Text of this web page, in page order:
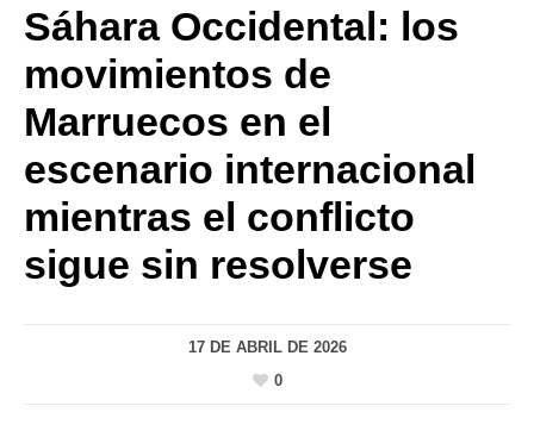
Sáhara Occidental: los
movimientos de
Marruecos en el
escenario internacional
mientras el conflicto
sigue sin resolverse
17 DE ABRIL DE 2026
0